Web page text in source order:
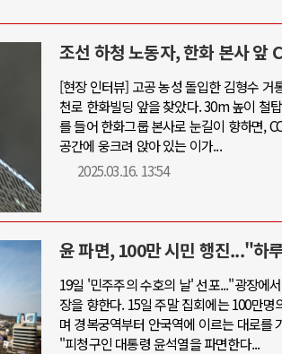
조선 하청 노동자, 한화 본사 앞
[현장 인터뷰] 고공 농성 돌입한 김형수
천로 한화빌딩 앞을 찾았다. 30m 높이 철
를 들어 한화그룹 본사로 눈길이 향하면,
공간에 웅크려 앉아 있는 이가...
2025.03.16. 13:54
윤 파면, 100만 시민 행진..."하
19일 '민주주의 수호의 날' 선포..."광장에
장을 향한다. 15일 주말 집회에는 100만
며 경복궁역부터 안국역에 이르는 대로를
"피청구인 대통령 윤석열을 파면한다...